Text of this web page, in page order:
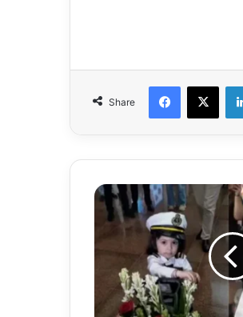
Share
Facebook
X
Noida
Airport:
नोएडा
एयरपोर्ट
पायलट